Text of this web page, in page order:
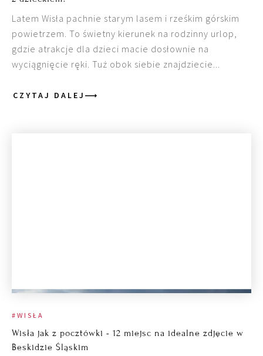
Latem Wisła pachnie starym lasem i rześkim górskim
powietrzem. To świetny kierunek na rodzinny urlop,
gdzie atrakcje dla dzieci macie dosłownie na
wyciągnięcie ręki. Tuż obok siebie znajdziecie...
CZYTAJ DALEJ
#WISŁA
Wisła jak z pocztówki - 12 miejsc na idealne zdjęcie w
Beskidzie Śląskim